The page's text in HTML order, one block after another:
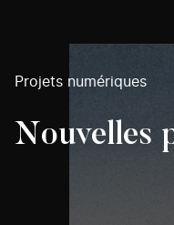
Projets numériques
Nouvelles